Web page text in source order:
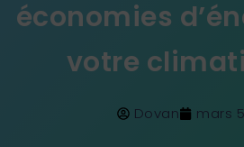
économies
votre
Dovan mars